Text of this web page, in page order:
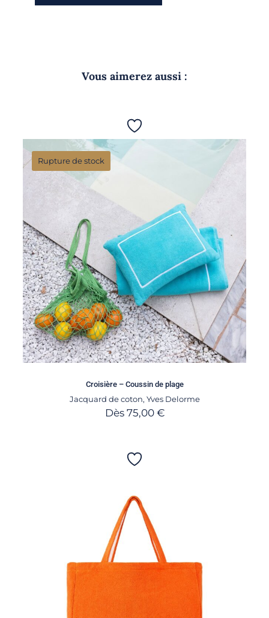
Vous aimerez aussi :
Rupture de stock
Croisière – Coussin de plage
Jacquard de coton, Yves Delorme
Dès 75,00 €